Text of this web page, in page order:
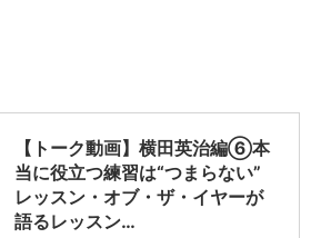
【トーク動画】横田英治編⑥本
当に役立つ練習は“つまらない”
レッスン・オブ・ザ・イヤーが
語るレッスン…